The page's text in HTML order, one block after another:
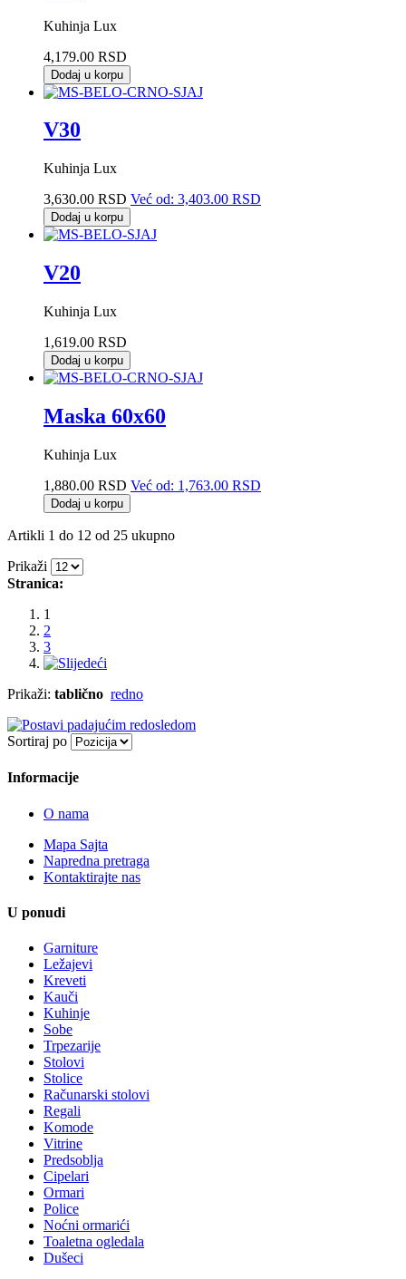
Kuhinja Lux
4,179.00 RSD
Dodaj u korpu
V30
Kuhinja Lux
3,630.00 RSD Već od: 3,403.00 RSD
Dodaj u korpu
V20
Kuhinja Lux
1,619.00 RSD
Dodaj u korpu
Maska 60x60
Kuhinja Lux
1,880.00 RSD Već od: 1,763.00 RSD
Dodaj u korpu
Artikli 1 do 12 od 25 ukupno
Prikaži
Stranica:
1
2
3
Prikaži: tablično redno
Sortiraj po
Informacije
O nama
Mapa Sajta
Napredna pretraga
Kontaktirajte nas
U ponudi
Garniture
Ležajevi
Kreveti
Kauči
Kuhinje
Sobe
Trpezarije
Stolovi
Stolice
Računarski stolovi
Regali
Komode
Vitrine
Predsoblja
Cipelari
Ormari
Police
Noćni ormarići
Toaletna ogledala
Dušeci